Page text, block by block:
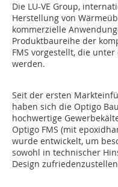
Die LU-VE Group,
Herstellung von
kommerzielle
Produktbaureihe der
FMS vorgestellt, die
werden.
Seit der ersten
haben sich die Optigo
hochwertige
Optigo FMS (mit
wurde entwickelt, um
sowohl in technischer
Design